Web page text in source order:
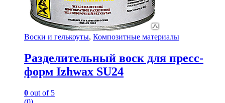
Воски и гелькоуты, Композитные материалы
Разделительный воск для пресс-
форм Izhwax SU24
0 out of 5